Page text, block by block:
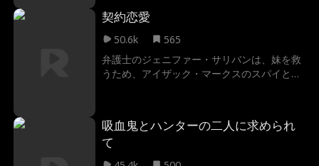
当の自分を見てくれる存在なのかもしれない
と。 時に、あなたを縛る鎖は、自由への唯一
の鍵となる。
る。シンシアを自分のフィアンセだと嘘をつ
いて助けたアランだったが、その嘘が戦争の
火種となってしまう。身の安全のためだとフ
していたシンシア。しかし、恋人には感じな
かった熱い感情が次第に芽生え始め、小さな
を救い、また危険にさらし、そして彼女の人
生を大きく変えていく。
契約恋愛
50.6k
565
弁護士のジェニファー・サリバンは、妹を救
うため、アイザック・マークスのスパイとな
すことができるのか。
吸血鬼とハンターの二人に求められ
て